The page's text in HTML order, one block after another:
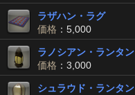
ラザハン・ラグ
価格 ：5,000
ラノシアン・ランタン
価格 ：3,000
シュラウド・ランタン